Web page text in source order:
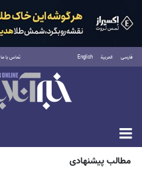
فارسی العربية English تماس با ما
جمعه ۱۶ مرداد ۱۴۰۵
مطالب پیشنهادی